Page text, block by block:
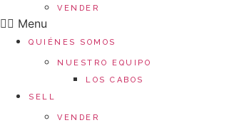
VENDER
Menu
QUIÉNES SOMOS
NUESTRO EQUIPO
LOS CABOS
SELL
VENDER